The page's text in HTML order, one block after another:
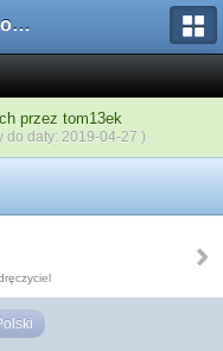
Forum Watchtower
przez tom13ek
do daty: 2019-04-27 )